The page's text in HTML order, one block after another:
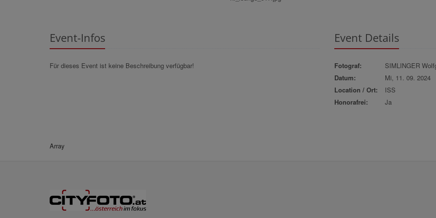
Event-Infos
Für dieses Event ist keine Beschreibung verfügbar!
Event Details
Fotograf:
SIMLINGER
Datum:
Mi, 11. 09. 2024
Location / Ort:
ISS
Honorafrei:
Ja
Array